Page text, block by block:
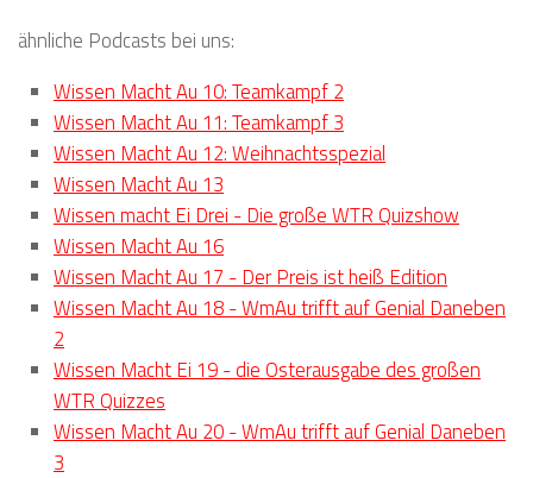
ähnliche Podcasts bei uns:
Wissen Macht Au 10: Teamkampf 2
Wissen Macht Au 11: Teamkampf 3
Wissen Macht Au 12: Weihnachtsspezial
Wissen Macht Au 13
Wissen macht Ei Drei - Die große WTR Quizshow
Wissen Macht Au 16
Wissen Macht Au 17 - Der Preis ist heiß Edition
Wissen Macht Au 18 - WmAu trifft auf Genial Daneben
2
Wissen Macht Ei 19 - die Osterausgabe des großen
WTR Quizzes
Wissen Macht Au 20 - WmAu trifft auf Genial Daneben
3